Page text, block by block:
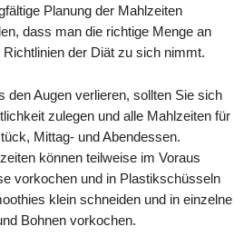
Planung der Mahlzeiten
dass man die richtige Menge an
der Diät zu sich nimmt.
den Augen verlieren, sollten Sie sich
zulegen und alle Mahlzeiten für
Mittag- und Abendessen.
können teilweise im Voraus
vorkochen und in Plastikschüsseln
klein schneiden und in einzelne
Bohnen vorkochen.